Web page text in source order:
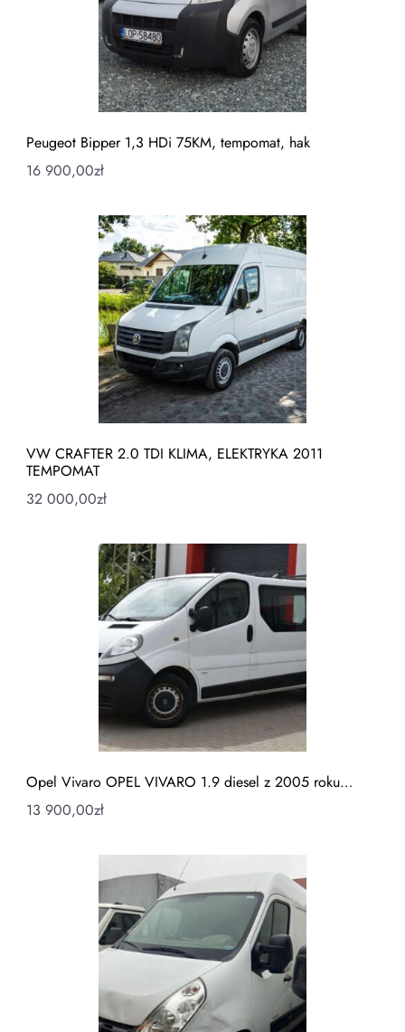
Peugeot Bipper 1,3 HDi 75KM, tempomat, hak
16 900,00zł
VW CRAFTER 2.0 TDI KLIMA, ELEKTRYKA 2011
TEMPOMAT
32 000,00zł
Opel Vivaro OPEL VIVARO 1.9 diesel z 2005 roku…
13 900,00zł